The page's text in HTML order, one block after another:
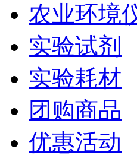
农业环境
实验试剂
实验耗材
团购商品
优惠活动